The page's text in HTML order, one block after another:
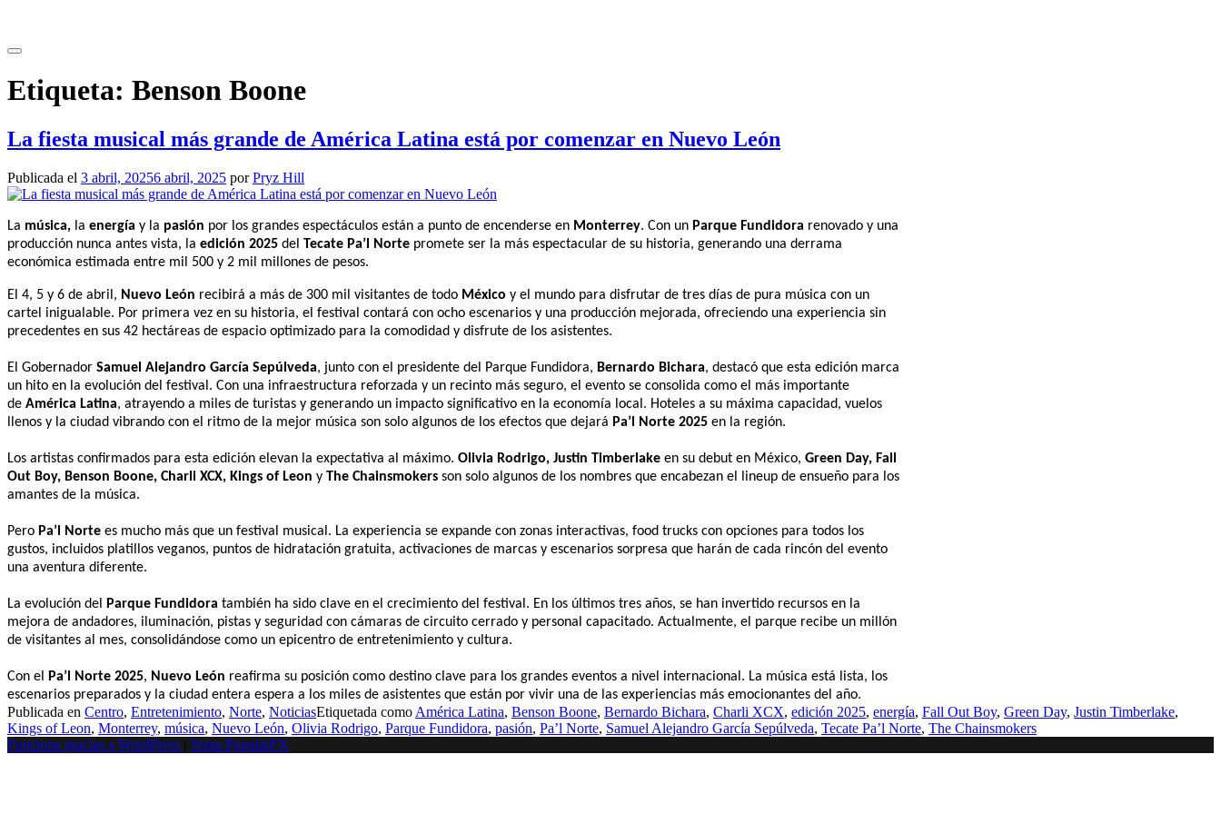
contenido
Etiqueta: Benson Boone
La fiesta musical más grande de América Latina está por comenzar en Nuevo León
Publicada el 3 abril, 20256 abril, 2025 porPryz Hill
La música, la energía y la pasión por los grandes espectáculos están a punto de encenderse en Monterrey. Con un Parque Fundidora renovado y una
producción nunca antes vista, la edición 2025 del Tecate Pa’l Norte promete ser la más espectacular de su historia, generando una derrama
económica estimada entre mil 500 y 2 mil millones de pesos.
El 4, 5 y 6 de abril, Nuevo León recibirá a más de 300 mil visitantes de todo México y el mundo para disfrutar de tres días de pura música con un
cartel inigualable. Por primera vez en su historia, el festival contará con ocho escenarios y una producción mejorada, ofreciendo una experiencia sin
precedentes en sus 42 hectáreas de espacio optimizado para la comodidad y disfrute de los asistentes.
El Gobernador Samuel Alejandro García Sepúlveda, junto con el presidente del Parque Fundidora, Bernardo Bichara, destacó que esta edición marca
un hito en la evolución del festival. Con una infraestructura reforzada y un recinto más seguro, el evento se consolida como el más importante
de América Latina, atrayendo a miles de turistas y generando un impacto significativo en la economía local. Hoteles a su máxima capacidad, vuelos
llenos y la ciudad vibrando con el ritmo de la mejor música son solo algunos de los efectos que dejará Pa’l Norte 2025 en la región.
Los artistas confirmados para esta edición elevan la expectativa al máximo. Olivia Rodrigo, Justin Timberlake en su debut en México, Green Day, Fall
Out Boy, Benson Boone, Charli XCX, Kings of Leon y The Chainsmokers son solo algunos de los nombres que encabezan el lineup de ensueño para los
amantes de la música.
Pero Pa’l Norte es mucho más que un festival musical. La experiencia se expande con zonas interactivas, food trucks con opciones para todos los
gustos, incluidos platillos veganos, puntos de hidratación gratuita, activaciones de marcas y escenarios sorpresa que harán de cada rincón del evento
una aventura diferente.
La evolución del Parque Fundidora también ha sido clave en el crecimiento del festival. En los últimos tres años, se han invertido recursos en la
mejora de andadores, iluminación, pistas y seguridad con cámaras de circuito cerrado y personal capacitado. Actualmente, el parque recibe un millón
de visitantes al mes, consolidándose como un epicentro de entretenimiento y cultura.
Con el Pa’l Norte 2025, Nuevo León reafirma su posición como destino clave para los grandes eventos a nivel internacional. La música está lista, los
escenarios preparados y la ciudad entera espera a los miles de asistentes que están por vivir una de las experiencias más emocionantes del año.
Publicada en Centro, Entretenimiento, Norte, NoticiasEtiquetada como América Latina, Benson Boone, Bernardo Bichara, Charli XCX, edición 2025, energía, Fall Out Boy, Green Day, Justin Timberlake,
Kings of Leon, Monterrey, música, Nuevo León, Olivia Rodrigo, Parque Fundidora, pasión, Pa’l Norte, Samuel Alejandro García Sepúlveda, Tecate Pa’l Norte, The Chainsmokers
Funciona gracias a WordPress
Tema PopularFX